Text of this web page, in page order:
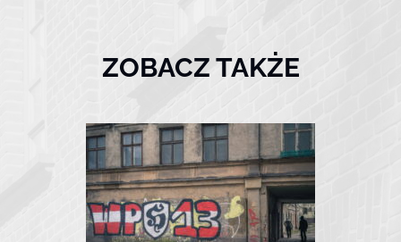
ZOBACZ TAKŻE